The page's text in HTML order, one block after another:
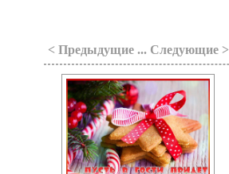
< Предыдущие ... Следующие >